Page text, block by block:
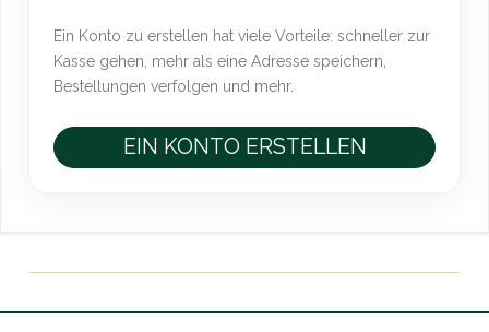
Ein Konto zu erstellen hat viele Vorteile: schneller zur
Kasse gehen, mehr als eine Adresse speichern,
Bestellungen verfolgen und mehr.
EIN KONTO ERSTELLEN